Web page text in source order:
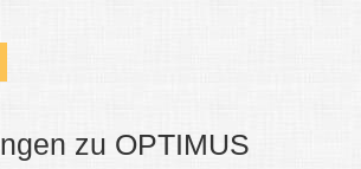
zu OPTIMUS